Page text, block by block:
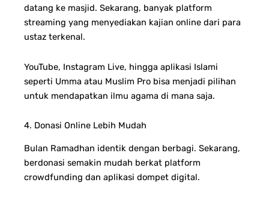
datang ke masjid. Sekarang, banyak platform
streaming yang menyediakan kajian online dari para
ustaz terkenal.
YouTube, Instagram Live, hingga aplikasi Islami
seperti Umma atau Muslim Pro bisa menjadi pilihan
untuk mendapatkan ilmu agama di mana saja.
4. Donasi Online Lebih Mudah
Bulan Ramadhan identik dengan berbagi. Sekarang,
berdonasi semakin mudah berkat platform
crowdfunding dan aplikasi dompet digital.